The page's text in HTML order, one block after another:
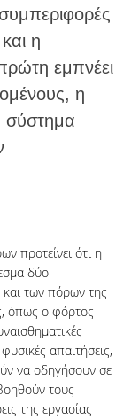
η
εμπνέει
η
σύστημα
προτείνει ότι η
δύο
των πόρων της
όπως ο φόρτος
απαιτήσεις,
να οδηγήσουν σε
τους
της εργασίας